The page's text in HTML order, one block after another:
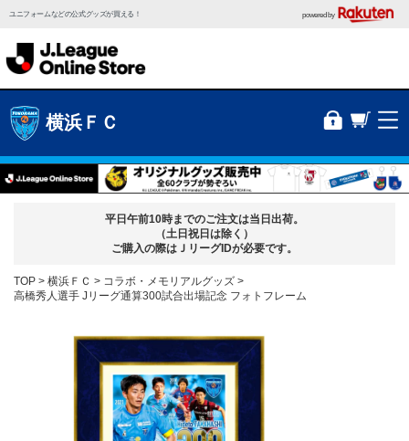
ユニフォームなどの公式グッズが買える！ powered by
横浜ＦＣ
平日午前10時までのご注文は当日出荷。
（土日祝日は除く）
ご購入の際はＪリーグIDが必要です。
TOP 横浜ＦＣ
コラボ・メモリアルグッズ
高橋秀人選手 Jリーグ通算300試合出場記念 フォトフレーム